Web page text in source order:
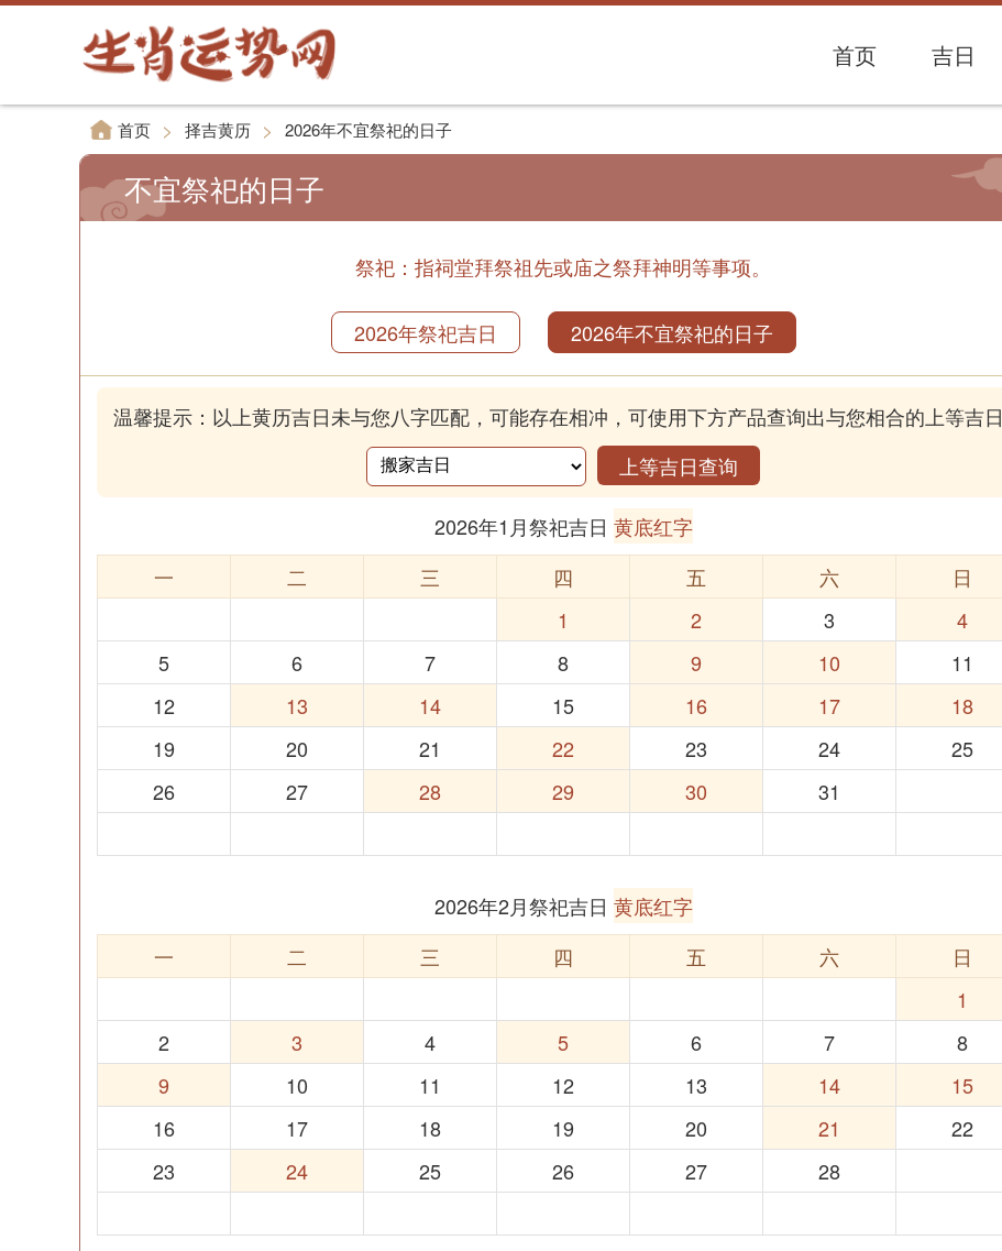
首页 吉日
首页 > 择吉黄历 > 2026年不宜祭祀的日子
不宜祭祀的日子
祭祀：指祠堂拜祭祖先或庙之祭拜神明等事项。
2026年祭祀吉日 2026年不宜祭祀的日子
温馨提示：以上黄历吉日未与您八字匹配，可能存在相冲，可使用下方产品查询出与您相合的上等吉日
上等吉日查询
2026年1月祭祀吉日 黄底红字
一
二 三 四 五 六
日
1
2 3
4
5
6 7 8 9 10
11
12
13 14 15 16 17
18
19
20 21 22 23 24
25
26
27 28 29 30 31
2026年2月祭祀吉日 黄底红字
一
二 三 四 五 六
日
1
2
3 4 5 6 7
8
9
10 11 12 13 14
15
16
17 18 19 20 21
22
23
24 25 26 27 28